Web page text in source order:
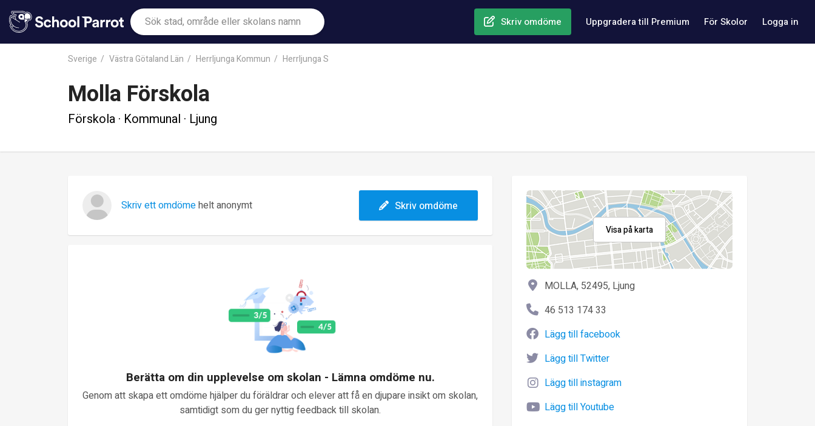
Skriv omdöme Uppgradera till Premium För Skolor Logga in
Sverige Västra Götaland Län Herrljunga Kommun Herrljunga S
Molla Förskola
Förskola · Kommunal · Ljung
Skriv ett omdömehelt anonymt Skriv omdöme
Berätta om din upplevelse om skolan - Lämna omdöme nu.
Genom att skapa ett omdöme hjälper du föräldrar och elever att få en djupare insikt om skolan,
samtidigt som du ger nyttig feedback till skolan.
Visa på karta
MOLLA, 52495, Ljung
46 513 174 33
Lägg till facebook
Lägg till Twitter
Lägg till instagram
Lägg till Youtube